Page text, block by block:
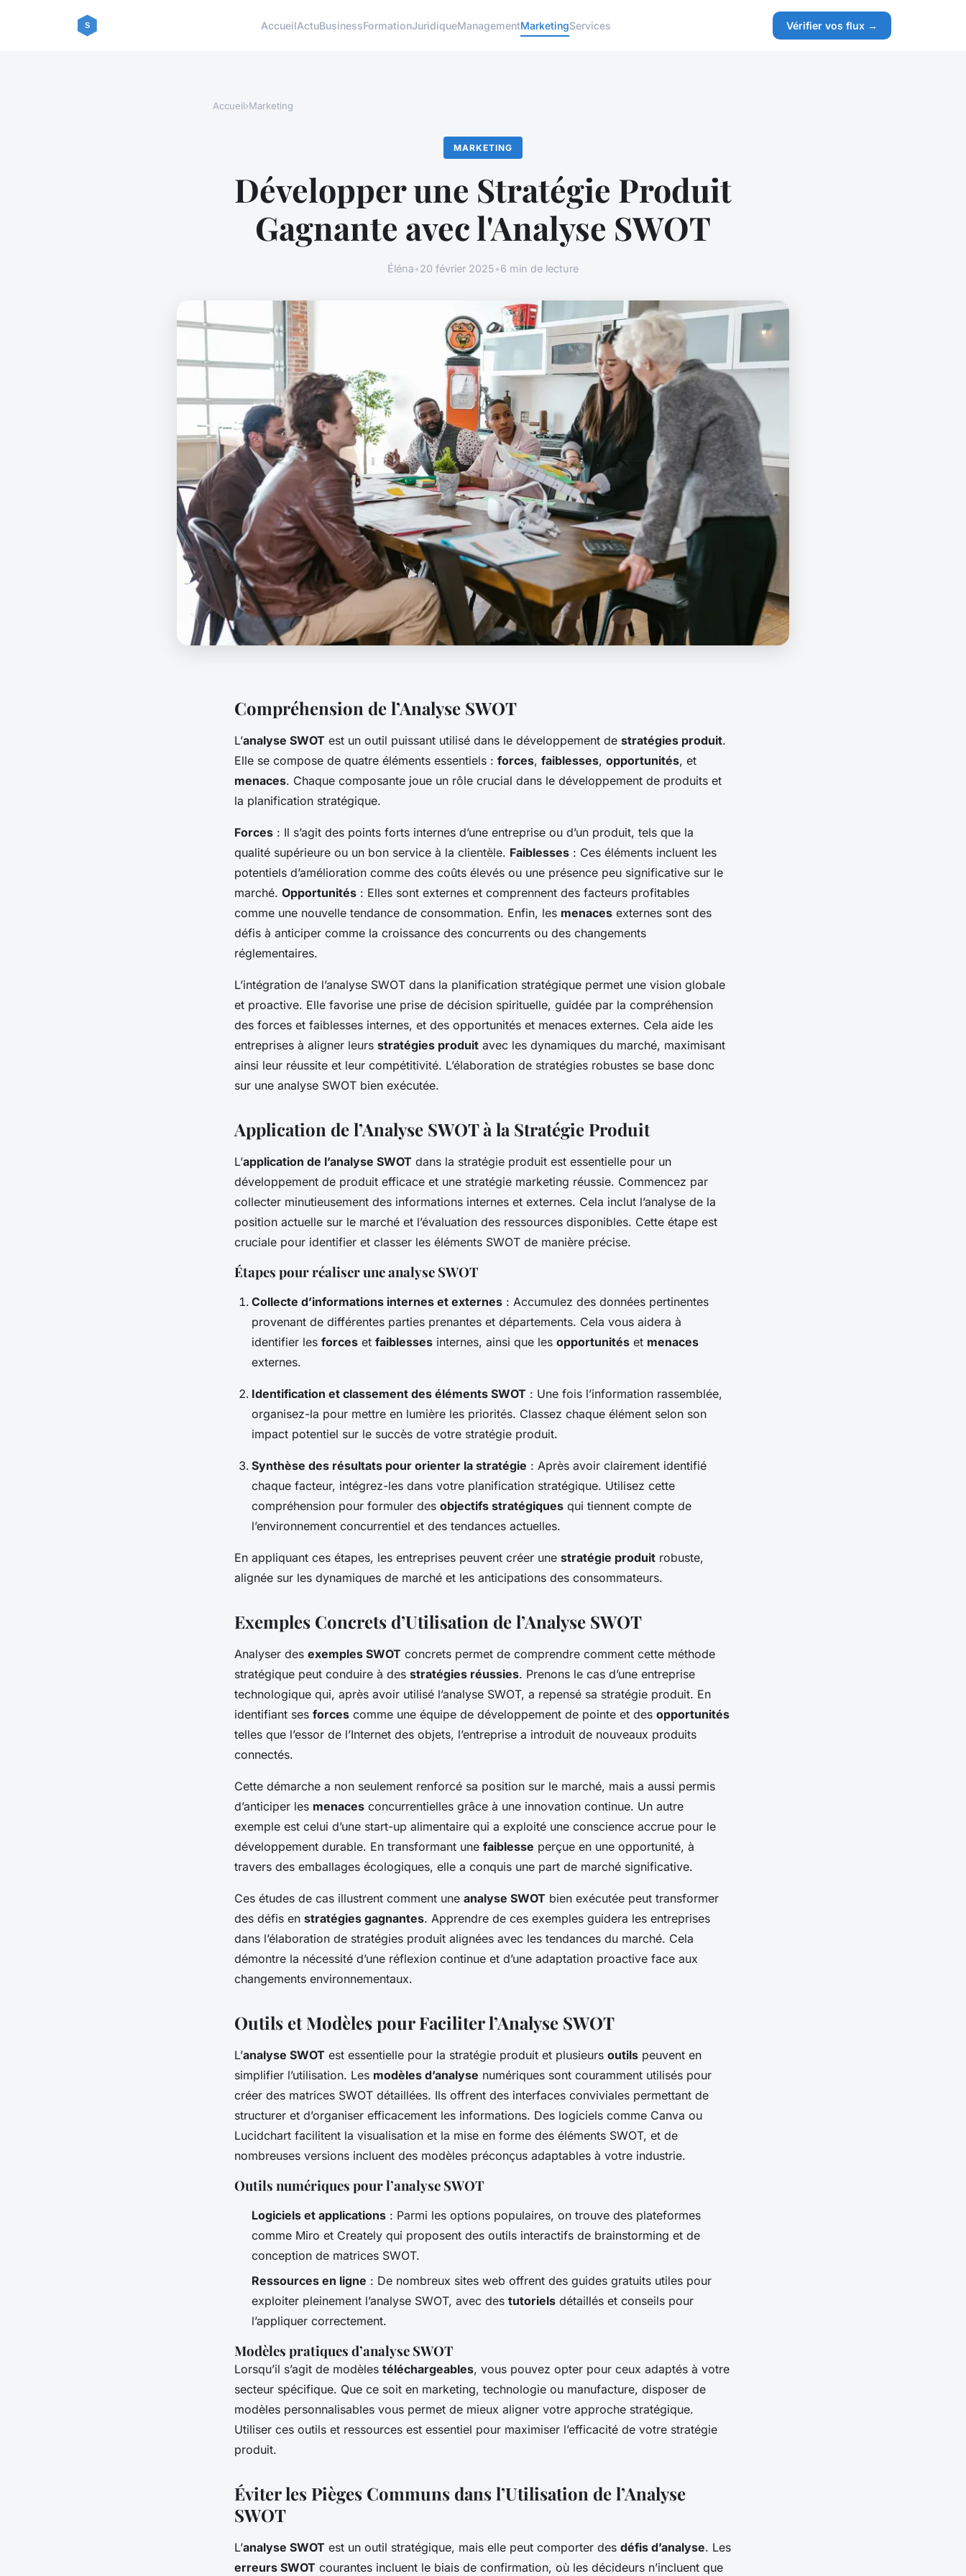
AccueilActuBusinessFormationJuridiqueManagementMarketingServices Vérifier vos flux →
Accueil›Marketing
MARKETING
Développer une Stratégie Produit
Gagnante avec l'Analyse SWOT
Éléna•20 février 2025•6 min de lecture
Compréhension de l’Analyse SWOT
L’analyse SWOT est un outil puissant utilisé dans le développement de stratégies produit.
Elle se compose de quatre éléments essentiels : forces, faiblesses, opportunités, et
menaces. Chaque composante joue un rôle crucial dans le développement de produits et
la planification stratégique.
Forces : Il s’agit des points forts internes d’une entreprise ou d’un produit, tels que la
qualité supérieure ou un bon service à la clientèle. Faiblesses : Ces éléments incluent les
potentiels d’amélioration comme des coûts élevés ou une présence peu significative sur le
marché. Opportunités : Elles sont externes et comprennent des facteurs profitables
comme une nouvelle tendance de consommation. Enfin, les menaces externes sont des
défis à anticiper comme la croissance des concurrents ou des changements
réglementaires.
L’intégration de l’analyse SWOT dans la planification stratégique permet une vision globale
et proactive. Elle favorise une prise de décision spirituelle, guidée par la compréhension
des forces et faiblesses internes, et des opportunités et menaces externes. Cela aide les
entreprises à aligner leurs stratégies produit avec les dynamiques du marché, maximisant
ainsi leur réussite et leur compétitivité. L’élaboration de stratégies robustes se base donc
sur une analyse SWOT bien exécutée.
Application de l’Analyse SWOT à la Stratégie Produit
L’application de l’analyse SWOT dans la stratégie produit est essentielle pour un
développement de produit efficace et une stratégie marketing réussie. Commencez par
collecter minutieusement des informations internes et externes. Cela inclut l’analyse de la
position actuelle sur le marché et l’évaluation des ressources disponibles. Cette étape est
cruciale pour identifier et classer les éléments SWOT de manière précise.
Étapes pour réaliser une analyse SWOT
Collecte d’informations internes et externes : Accumulez des données pertinentes
provenant de différentes parties prenantes et départements. Cela vous aidera à
identifier les forces et faiblesses internes, ainsi que les opportunités et menaces
externes.
Identification et classement des éléments SWOT : Une fois l’information rassemblée,
organisez-la pour mettre en lumière les priorités. Classez chaque élément selon son
impact potentiel sur le succès de votre stratégie produit.
Synthèse des résultats pour orienter la stratégie : Après avoir clairement identifié
chaque facteur, intégrez-les dans votre planification stratégique. Utilisez cette
compréhension pour formuler des objectifs stratégiques qui tiennent compte de
l’environnement concurrentiel et des tendances actuelles.
En appliquant ces étapes, les entreprises peuvent créer une stratégie produit robuste,
alignée sur les dynamiques de marché et les anticipations des consommateurs.
Exemples Concrets d’Utilisation de l’Analyse SWOT
Analyser des exemples SWOT concrets permet de comprendre comment cette méthode
stratégique peut conduire à des stratégies réussies. Prenons le cas d’une entreprise
technologique qui, après avoir utilisé l’analyse SWOT, a repensé sa stratégie produit. En
identifiant ses forces comme une équipe de développement de pointe et des opportunités
telles que l’essor de l’Internet des objets, l’entreprise a introduit de nouveaux produits
connectés.
Cette démarche a non seulement renforcé sa position sur le marché, mais a aussi permis
d’anticiper les menaces concurrentielles grâce à une innovation continue. Un autre
exemple est celui d’une start-up alimentaire qui a exploité une conscience accrue pour le
développement durable. En transformant une faiblesse perçue en une opportunité, à
travers des emballages écologiques, elle a conquis une part de marché significative.
Ces études de cas illustrent comment une analyse SWOT bien exécutée peut transformer
des défis en stratégies gagnantes. Apprendre de ces exemples guidera les entreprises
dans l’élaboration de stratégies produit alignées avec les tendances du marché. Cela
démontre la nécessité d’une réflexion continue et d’une adaptation proactive face aux
changements environnementaux.
Outils et Modèles pour Faciliter l’Analyse SWOT
L’analyse SWOT est essentielle pour la stratégie produit et plusieurs outils peuvent en
simplifier l’utilisation. Les modèles d’analyse numériques sont couramment utilisés pour
créer des matrices SWOT détaillées. Ils offrent des interfaces conviviales permettant de
structurer et d’organiser efficacement les informations. Des logiciels comme Canva ou
Lucidchart facilitent la visualisation et la mise en forme des éléments SWOT, et de
nombreuses versions incluent des modèles préconçus adaptables à votre industrie.
Outils numériques pour l’analyse SWOT
Logiciels et applications : Parmi les options populaires, on trouve des plateformes
comme Miro et Creately qui proposent des outils interactifs de brainstorming et de
conception de matrices SWOT.
Ressources en ligne : De nombreux sites web offrent des guides gratuits utiles pour
exploiter pleinement l’analyse SWOT, avec des tutoriels détaillés et conseils pour
l’appliquer correctement.
Modèles pratiques d’analyse SWOT
Lorsqu’il s’agit de modèles téléchargeables, vous pouvez opter pour ceux adaptés à votre
secteur spécifique. Que ce soit en marketing, technologie ou manufacture, disposer de
modèles personnalisables vous permet de mieux aligner votre approche stratégique.
Utiliser ces outils et ressources est essentiel pour maximiser l’efficacité de votre stratégie
produit.
Éviter les Pièges Communs dans l’Utilisation de l’Analyse
SWOT
L’analyse SWOT est un outil stratégique, mais elle peut comporter des défis d’analyse. Les
erreurs SWOT courantes incluent le biais de confirmation, où les décideurs n’incluent que